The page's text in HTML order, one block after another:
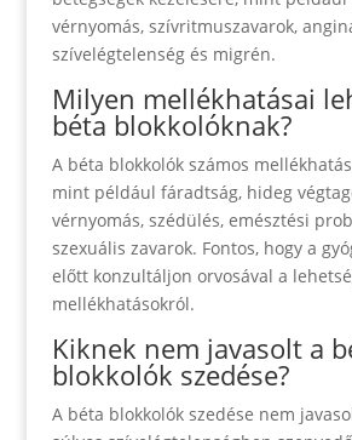
vérnyomás, szívritmuszavarok,
szívelégtelenség és migrén.
Milyen mellékhatásai
béta blokkolóknak?
A béta blokkolók számos
mint például fáradtság, hideg
vérnyomás, szédülés, emésztési
szexuális zavarok. Fontos, hogy a
előtt konzultáljon orvosával a
mellékhatásokról.
Kiknek nem javasolt a
blokkolók szedése?
A béta blokkolók szedése nem